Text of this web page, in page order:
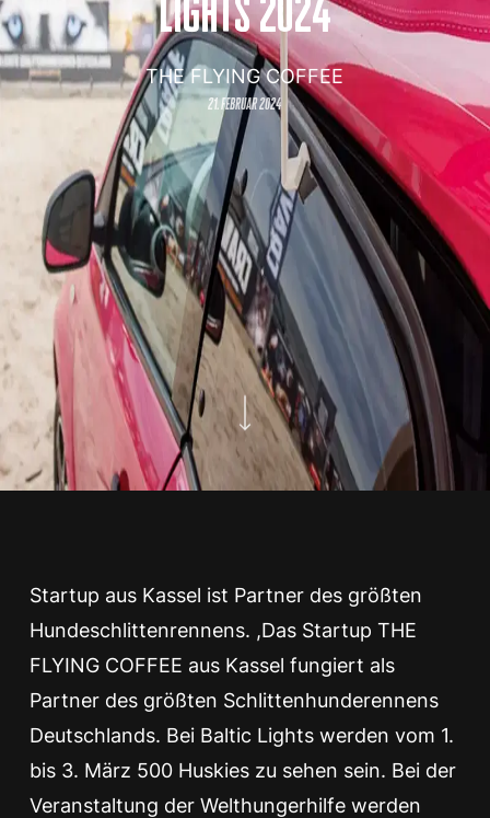
lights 2024
THE FLYING COFFEE
21. februar 2024
Startup aus Kassel ist Partner des größten
Hundeschlittenrennens. ,Das Startup THE
FLYING COFFEE aus Kassel fungiert als
Partner des größten Schlittenhunderennens
Deutschlands. Bei Baltic Lights werden vom 1.
bis 3. März 500 Huskies zu sehen sein. Bei der
Veranstaltung der Welthungerhilfe werden